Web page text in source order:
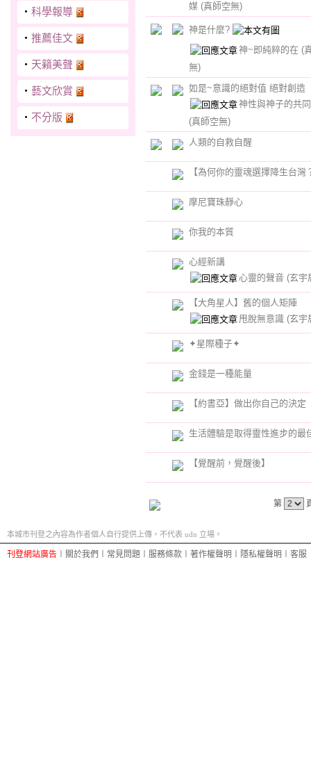
‧ 科學報導
‧ 推薦佳文
‧ 天籟美聲
‧ 藝文欣賞
‧ 不分版
媒 (真師空無)
神是什麼?
神~即純粹的在 (
無)
如是~意識的絕對值 絕對創造
神性與神子的共
(真師空無)
人類的自救自醒
【為何你的靈魂選擇降生台灣
摩尼寶珠靜心
你我的本質
心經新講
心靈的聲音 (玄宇
【大角星人】舊的個人矩陣
甩脫無意識 (玄宇
✦星際種子✦
金錢是一種能量
【約書亞】做出你自己的決定
生活體驗是取得靈性進步的最
【覺醒前，覺醒後】
第
本城市刊登之內容為作者個人自行提供上傳，不代表 udn 立場。
刊登網站廣告 關於我們 常見問題 服務條款 著作權聲明 隱私權聲明 客服